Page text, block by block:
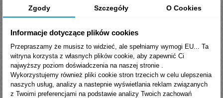
Power, Forterra) DIN 51 502: KP2N-30 ISO
6743-9: CDHB-2
Parametry fizyko-chemiczne
Zgody Szczegóły O Cookies
Informacje dotyczące plików cookies
Przepraszamy że musisz to widzieć, ale spełniamy wymogi EU... Ta
witryna korzysta z własnych plików cookie, aby zapewnić Ci
najwyższy poziom doświadczenia na naszej stronie .
Wykorzystujemy również pliki cookie stron trzecich w celu ulepszenia
naszych usług, analizy a nastepnie wyświetlania reklam związanych
z Twoimi preferencjami na podstawie analizy Twoich zachowań